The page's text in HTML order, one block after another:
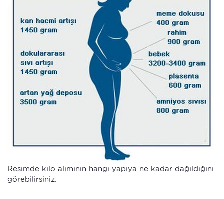
Resimde kilo alımının hangi yapıya ne kadar dağıldığını
görebilirsiniz.